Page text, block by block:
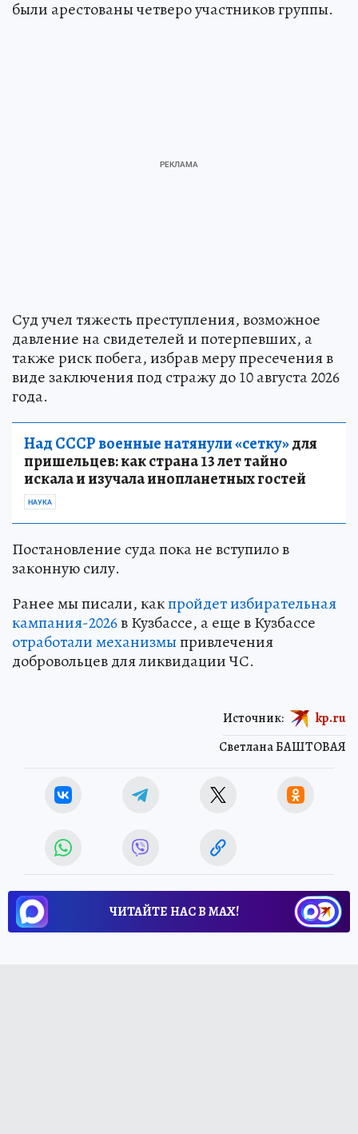
были арестованы четверо участников группы.
Суд учел тяжесть преступления, возможное
давление на свидетелей и потерпевших, а
также риск побега, избрав меру пресечения в
виде заключения под стражу до 10 августа 2026
года.
Над СССР военные натянули «сетку»для
пришельцев: как страна 13 лет тайно
искала и изучала инопланетных гостей
НАУКА
Постановление суда пока не вступило в
законную силу.
Ранее мы писали, какпройдет избирательная
кампания-2026в Кузбассе, а еще в Кузбассе
отработали механизмыпривлечения
добровольцев для ликвидации ЧС.
Светлана БАШТОВАЯ
Источник: kp.ru
ЧИТАЙТЕ НАС В МАХ!